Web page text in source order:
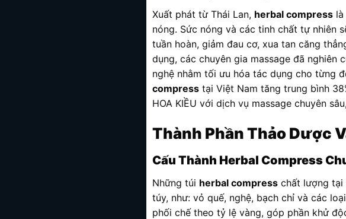
Xuất phát từ Thái Lan, herbal compress
nóng. Sức nóng và các tinh chất tự nhiên
tuần hoàn, giảm đau cơ, xua tan căng
dụng, các chuyên gia massage đã nghiên
nghệ nhằm tối ưu hóa tác dụng cho từng
compress tại Việt Nam tăng trung bình
HOA KIỀU với dịch vụ massage chuyên
Thành Phần Thảo Dược
Cấu Thành Herbal Compress
Những túi herbal compress chất lượng tại
túy, như: vỏ quế, nghệ, bạch chỉ và các
phối chế theo tỷ lệ vàng, góp phần khử